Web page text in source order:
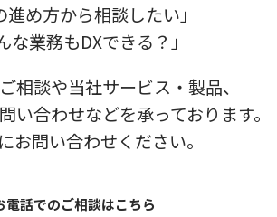
進め方から相談したい」
な業務もDXできる？」
相談や当社サービス・製品、
い合わせなどを承っております。
お問い合わせください。
電話でのご相談はこちら